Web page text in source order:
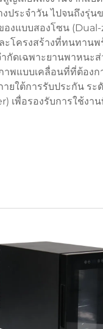
งประจำวัน ไปจนถึงรุ่
องแบบสองโซน
ะโครงสร้างที่ทนทาน
กัดเฉพาะยานพาหนะ
พแบบเคลื่อนที่ที่ต้องก
ใต้การรับประกัน ระดั
เพื่อรองรับการใช้งา